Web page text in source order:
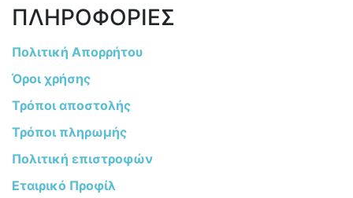
ΠΛΗΡΟΦΟΡΙΕΣ
Πολιτική Απορρήτου
Όροι χρήσης
Τρόποι αποστολής
Τρόποι πληρωμής
Πολιτική επιστροφών
Εταιρικό Προφίλ